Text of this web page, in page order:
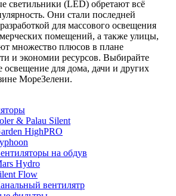
светильники (LED) обретают всё
Они стали последней
для массового освещения
помещений, а также улицы,
множество плюсов в плане
и экономии ресурсов. Выбирайте
освещение для дома, дачи и других
МореЗелени.
& Palau Silent
HighPRO
на обдув
Hydro
Flow
вентилятр